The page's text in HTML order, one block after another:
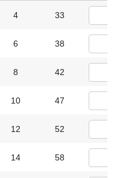
4 33
6 38
8 42
10 47
12 52
14 58